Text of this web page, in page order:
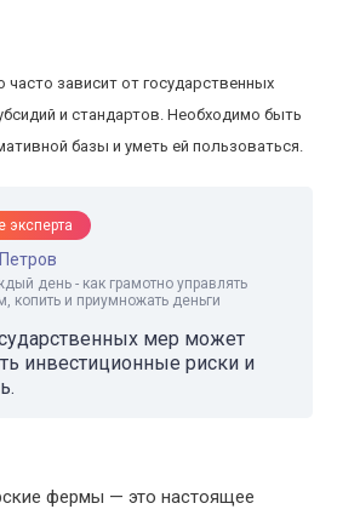
зависит от государственных
и стандартов. Необходимо быть
базы и уметь ей пользоваться.
эксперта
день - как грамотно управлять
копить и приумножать деньги
мер может
инвестиционные риски и
фермы — это настоящее